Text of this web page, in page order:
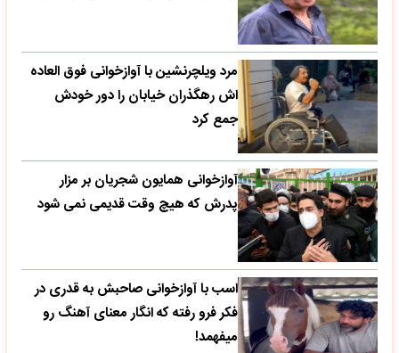
مرد ویلچرنشین با آوازخوانی فوق العاده
اش رهگذران خیابان را دور خودش
جمع کرد
آوازخوانی همایون شجریان بر مزار
پدرش که هیچ وقت قدیمی نمی شود
اسب با آوازخوانی صاحبش به قدری در
فکر فرو رفته که انگار معنای آهنگ رو
میفهمد!